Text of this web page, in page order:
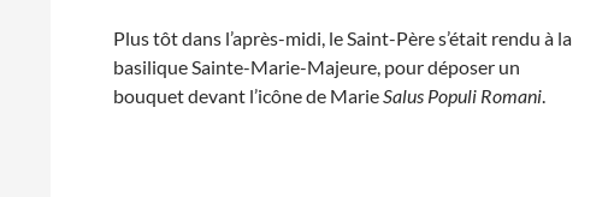
Plus tôt dans l’après-midi, le Saint-Père s’était rendu à la
basilique Sainte-Marie-Majeure, pour déposer un
bouquet devant l’icône de MarieSalus Populi Romani.